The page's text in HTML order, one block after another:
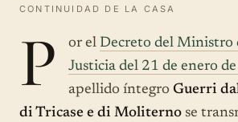
CONTINUIDAD DE LA CASA
P or el Decreto del Ministro
Justicia del 21 de enero
apellido íntegro Guerri
di Tricase e di Moliterno se